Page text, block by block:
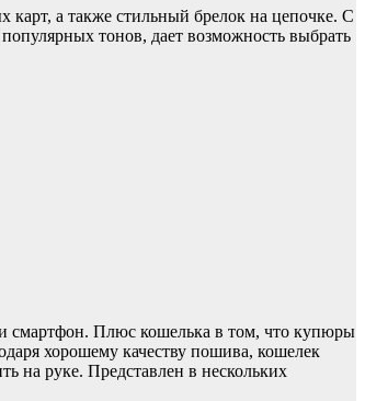
а также стильный брелок на цепочке. С
тонов, дает возможность выбрать
смартфон. Плюс кошелька в том, что купюры
хорошему качеству пошива, кошелек
на руке. Представлен в нескольких